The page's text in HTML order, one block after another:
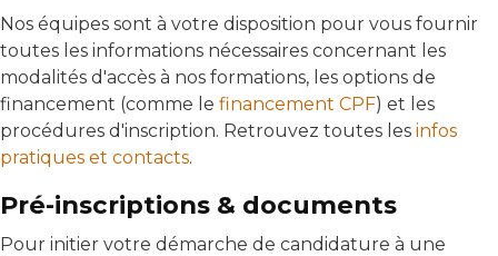
Nos équipes sont à votre disposition pour vous fournir
toutes les informations nécessaires concernant les
modalités d'accès à nos formations, les options de
financement (comme le financement CPF) et les
procédures d'inscription. Retrouvez toutes les infos
pratiques et contacts.
Pré-inscriptions & documents
Pour initier votre démarche de candidature à une